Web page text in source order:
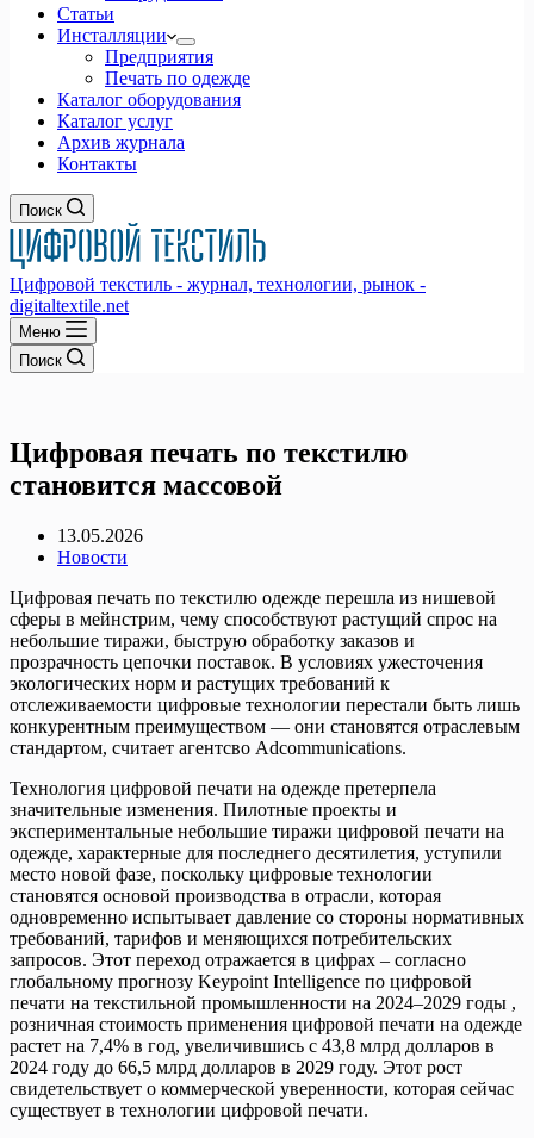
Статьи
Инсталляции
Предприятия
Печать по одежде
Каталог оборудования
Каталог услуг
Архив журнала
Контакты
Поиск
Цифровой текстиль - журнал, технологии, рынок -
digitaltextile.net
Меню
Поиск
Цифровая печать по текстилю
становится массовой
13.05.2026
Новости
Цифровая печать по текстилю одежде перешла из нишевой
сферы в мейнстрим, чему способствуют растущий спрос на
небольшие тиражи, быструю обработку заказов и
прозрачность цепочки поставок. В условиях ужесточения
экологических норм и растущих требований к
отслеживаемости цифровые технологии перестали быть лишь
конкурентным преимуществом — они становятся отраслевым
стандартом, считает агентсво Adcommunications.
Технология цифровой печати на одежде претерпела
значительные изменения. Пилотные проекты и
экспериментальные небольшие тиражи цифровой печати на
одежде, характерные для последнего десятилетия, уступили
место новой фазе, поскольку цифровые технологии
становятся основой производства в отрасли, которая
одновременно испытывает давление со стороны нормативных
требований, тарифов и меняющихся потребительских
запросов. Этот переход отражается в цифрах – согласно
глобальному прогнозу Keypoint Intelligence по цифровой
печати на текстильной промышленности на 2024–2029 годы ,
розничная стоимость применения цифровой печати на одежде
растет на 7,4% в год, увеличившись с 43,8 млрд долларов в
2024 году до 66,5 млрд долларов в 2029 году. Этот рост
свидетельствует о коммерческой уверенности, которая сейчас
существует в технологии цифровой печати.